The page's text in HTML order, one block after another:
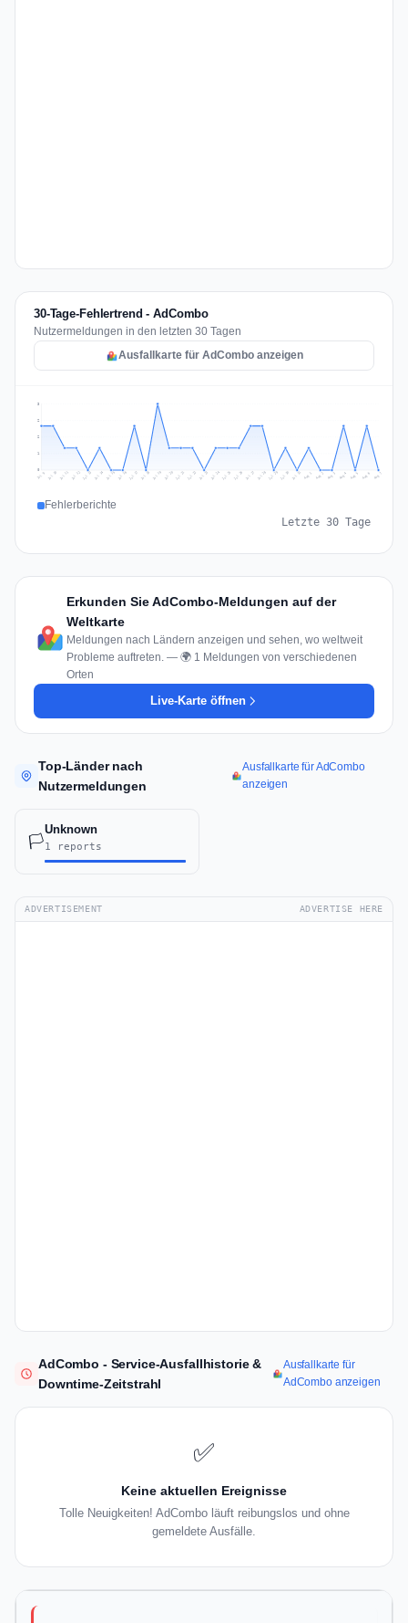
30-Tage-Fehlertrend - AdCombo
Nutzermeldungen in den letzten 30 Tagen
Ausfallkarte für AdCombo anzeigen
1
2
2
3
Jul 9 Jul 10 Jul 11 Jul 12 Jul 13 Jul 14 Jul 15 Jul 16 Jul 17 Jul 18 Jul 19 Jul 20 Jul 21 Jul 22 Jul 23 Jul 24 Jul 25 Jul 26 Jul 27 Jul 28 Jul 29 Jul 30 Jul 31 Aug 1 Aug 2 Aug 3 Aug 4 Aug 5 Aug 6 Aug 7
Fehlerberichte
Letzte 30 Tage
Erkunden Sie AdCombo-Meldungen auf der
Weltkarte
Meldungen nach Ländern anzeigen und sehen, wo weltweit
Probleme auftreten. — 🌍 1 Meldungen von verschiedenen
Orten
Live-Karte öffnen
Top-Länder nach
Nutzermeldungen
Ausfallkarte für AdCombo
anzeigen
🏳️
Unknown
1 reports
ADVERTISEMENT ADVERTISE HERE
AdCombo - Service-Ausfallhistorie &
Downtime-Zeitstrahl
Ausfallkarte für
AdCombo anzeigen
✅
Keine aktuellen Ereignisse
Tolle Neuigkeiten! AdCombo läuft reibungslos und ohne
gemeldete Ausfälle.